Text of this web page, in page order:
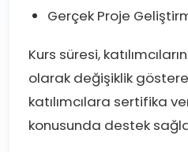
Gerçek Proje
Kurs süresi,
olarak değişiklik
katılımcılara sertifika
konusunda destek